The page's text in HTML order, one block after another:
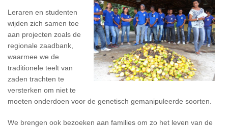
Leraren en studenten
wijden zich samen toe
aan projecten zoals de
regionale zaadbank,
waarmee we de
traditionele teelt van
zaden trachten te
versterken om niet te
moeten onderdoen voor de genetisch gemanipuleerde soorten.
We brengen ook bezoeken aan families om zo het leven van de